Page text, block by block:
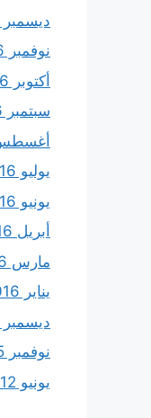
ديسمبر 2016
نوفمبر 2016
أكتوبر 2016
سبتمبر 2016
أغسطس
يوليو 2016
يونيو 2016
أبريل 2016
مارس 2016
يناير 2016
ديسمبر 2015
نوفمبر 2015
يونيو 2012